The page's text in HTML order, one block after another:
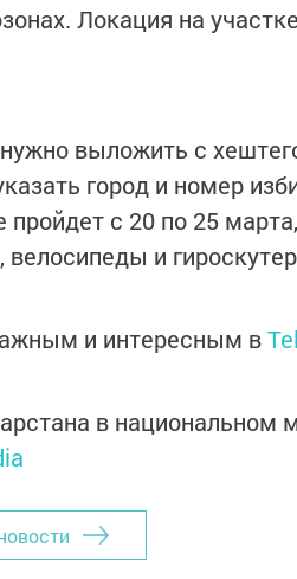
Локация на
выложить с
город и номер
пройдет с 20 по 25
и
и интересным в
в